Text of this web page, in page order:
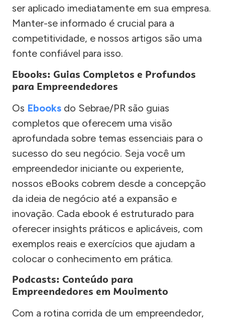
ser aplicado imediatamente em sua empresa.
Manter-se informado é crucial para a
competitividade, e nossos artigos são uma
fonte confiável para isso.
Ebooks: Guias Completos e Profundos
para Empreendedores
Os Ebooks do Sebrae/PR são guias
completos que oferecem uma visão
aprofundada sobre temas essenciais para o
sucesso do seu negócio. Seja você um
empreendedor iniciante ou experiente,
nossos eBooks cobrem desde a concepção
da ideia de negócio até a expansão e
inovação. Cada ebook é estruturado para
oferecer insights práticos e aplicáveis, com
exemplos reais e exercícios que ajudam a
colocar o conhecimento em prática.
Podcasts: Conteúdo para
Empreendedores em Movimento
Com a rotina corrida de um empreendedor,